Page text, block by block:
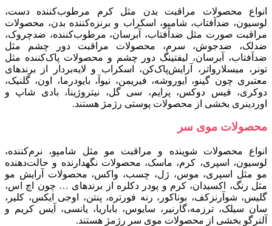
انواع محصولات مراقبت بدن مثل کرم مرطوب‌کننده دست،
لوسیون، ضدآفتاب، شامپو، اسکراب و برنزه‌کننده بدن، محصولات
مراقبت صورت مثل ضدآفتاب، آبرسان، مرطوب‌کننده، ضدچروک،
ضدلک، ضدجوش، سرم، محصولات مراقبت دور چشم مثل
ضدآفتاب، آبرسان، لیفتینگ دور چشم و محصولات پاک‌کننده مثل
تونر، میسلارواتر، آرایش‌پاک‌کن، اسکراب و لایه‌بردار از برندهای
معتبری چون گینو، ایوروشه، فیری‍من، نیوآ، بایودرما، اون، گلنیک،
دوکری، فیس‌ دوکس، پرایم، سی‌ گل، نیتروژینا، بادی‌ شاپ و
اوردینری بخشی از محصولات پوستی رژمژ هستند.
محصولات موی سر
انواع محصولات شوینده و مراقبت مو مثل شامپو، نرم‌کننده،
لوسیون، اسپری، کرم، ماسک، محصولات نگهدارنده و حالت‌دهنده
مو مثل اسپری، موس، ژل، چسب، واکس، محصولات آرایش مو
مثل رنگ، اکسیدان، کرم و پودر دکلره از برندهای … چون اچ اس،
گلیس، شوآرنزکف، بوناکور، رنه فورتره، پنتن، اوجی ایکس، کلیر،
سان سیلک، ترزمه،گارنیر، سایوس، باباریا، یانسی، آیس کریم و
آلترگو بخشی از محصولات موی سر رژمژ هستند.